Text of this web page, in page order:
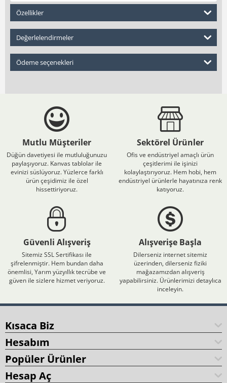
Özellikler
Değerlelendirmeler
Ödeme seçenekleri
Mutlu Müşteriler
Düğün davetiyesi ile mutluluğunuzu
paylaşıyoruz. Kanvas tablolar ile
evinizi süslüyoruz. Yüzlerce farklı
ürün çeşidimiz ile özel
hissettiriyoruz.
Sektörel Ürünler
Ofis ve endüstriyel amaçlı ürün
çeşitlerimi ile işinizi
kolaylaştırıyoruz. Hem hobi, hem
endüstriyel ürünlerle hayatınıza renk
katıyoruz.
Güvenli Alışveriş
Sitemiz SSL Sertifikası ile
şifrelenmiştir. Hem bundan daha
önemlisi, Yarım yüzyıllık tecrübe ve
güven ile sizlere hizmet veriyoruz.
Alışverişe Başla
Dilerseniz internet sitemiz
üzerinden, dilerseniz fiziki
mağazamızdan alışveriş
yapabilirsiniz. Ürünlerimizi detaylıca
inceleyin.
Kısaca Biz
Hesabım
Popüler Ürünler
Hesap Aç